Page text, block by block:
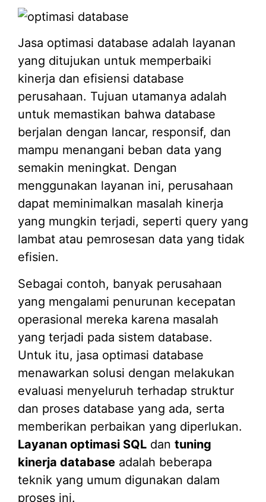
Jasa optimasi database adalah layanan
yang ditujukan untuk memperbaiki
kinerja dan efisiensi database
perusahaan. Tujuan utamanya adalah
untuk memastikan bahwa database
berjalan dengan lancar, responsif, dan
mampu menangani beban data yang
semakin meningkat. Dengan
menggunakan layanan ini, perusahaan
dapat meminimalkan masalah kinerja
yang mungkin terjadi, seperti query yang
lambat atau pemrosesan data yang tidak
efisien.
Sebagai contoh, banyak perusahaan
yang mengalami penurunan kecepatan
operasional mereka karena masalah
yang terjadi pada sistem database.
Untuk itu, jasa optimasi database
menawarkan solusi dengan melakukan
evaluasi menyeluruh terhadap struktur
dan proses database yang ada, serta
memberikan perbaikan yang diperlukan.
Layanan optimasi SQL dan tuning
kinerja database adalah beberapa
teknik yang umum digunakan dalam
proses ini.